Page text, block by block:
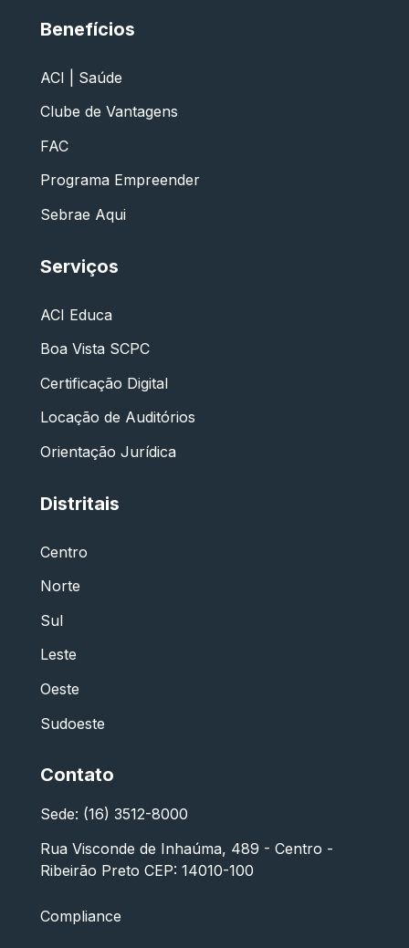
Benefícios
ACI | Saúde
Clube de Vantagens
FAC
Programa Empreender
Sebrae Aqui
Serviços
ACI Educa
Boa Vista SCPC
Certificação Digital
Locação de Auditórios
Orientação Jurídica
Distritais
Centro
Norte
Sul
Leste
Oeste
Sudoeste
Contato
Sede: (16) 3512-8000
Rua Visconde de Inhaúma, 489 - Centro -
Ribeirão Preto CEP: 14010-100
Compliance